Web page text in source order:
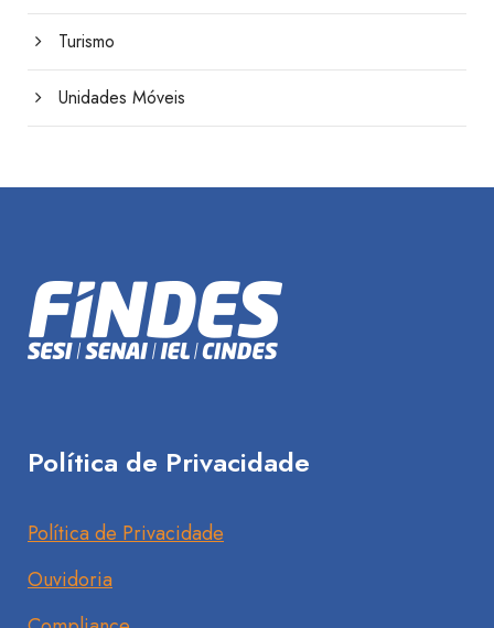
Turismo
Unidades Móveis
Política de Privacidade
Política de Privacidade
Ouvidoria